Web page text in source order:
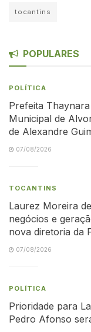
tocantins
POPULARES
POLÍTICA
Prefeita
Municipal de
de Alexandre
07/08/2026
TOCANTINS
Laurez Moreira
negócios e
nova diretoria da
07/08/2026
POLÍTICA
Prioridade para
Pedro Afonso